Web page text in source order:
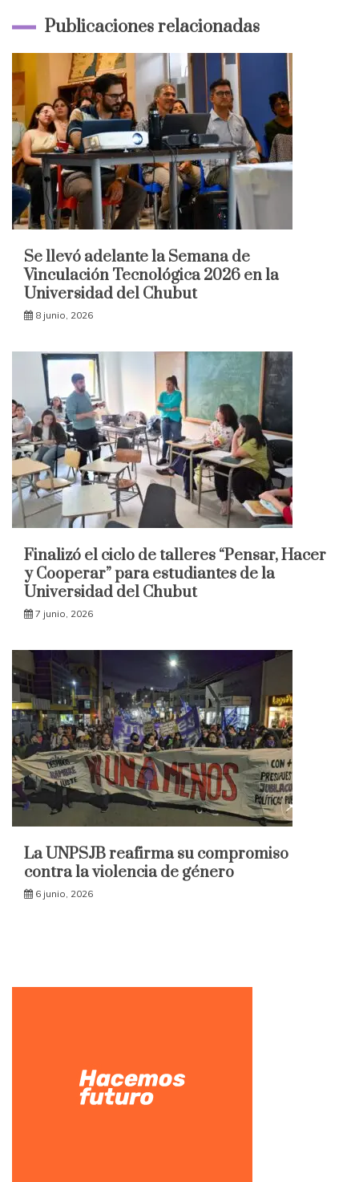
Publicaciones relacionadas
Se llevó adelante la Semana de
Vinculación Tecnológica 2026 en la
Universidad del Chubut
8 junio, 2026
Finalizó el ciclo de talleres “Pensar, Hacer
y Cooperar” para estudiantes de la
Universidad del Chubut
7 junio, 2026
La UNPSJB reafirma su compromiso
contra la violencia de género
6 junio, 2026